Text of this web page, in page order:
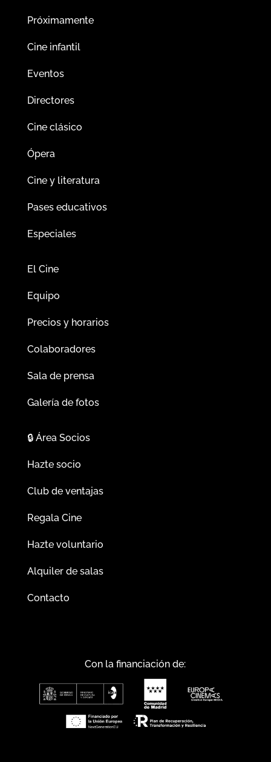
Próximamente
Cine infantil
Eventos
Directores
Cine clásico
Ópera
Cine y literatura
Pases educativos
Especiales
El Cine
Equipo
Precios y horarios
Colaboradores
Sala de prensa
Galería de fotos
🔒Área Socios
Hazte socio
Club de ventajas
Regala Cine
Hazte voluntario
Alquiler de salas
Contacto
Con la financiación de: